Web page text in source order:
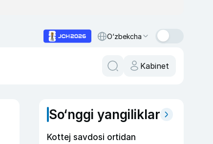
O‘zbekcha
Kabinet
So‘nggi yangiliklar
Kottej savdosi ortidan